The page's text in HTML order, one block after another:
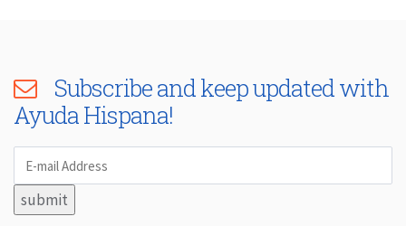
Subscribe and keep updated with
Ayuda Hispana!